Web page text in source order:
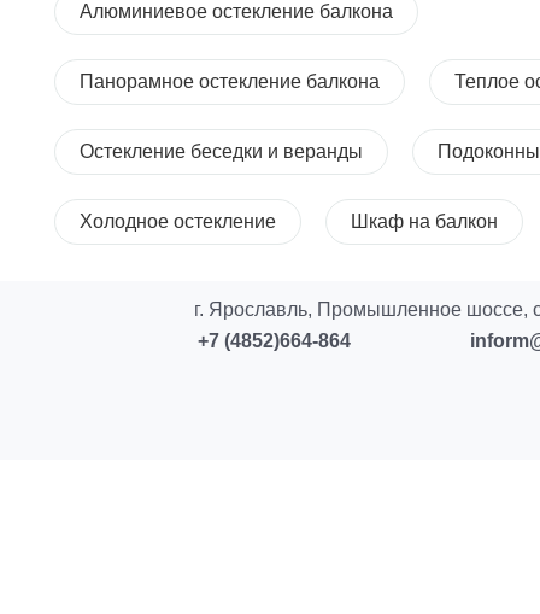
Алюминиевое остекление балкона
Панорамное остекление балкона Теплое
Остекление беседки и веранды
Холодное остекление Шкаф на балкон
г. Ярославль, Промышленное шоссе,
+7 (4852)664-864